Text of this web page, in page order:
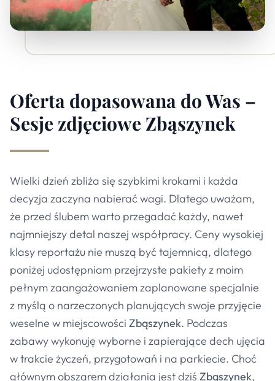
Oferta dopasowana do Was –
Sesje zdjęciowe Zbąszynek
Wielki dzień zbliża się szybkimi krokami i każda
decyzja zaczyna nabierać wagi. Dlatego uważam,
że przed ślubem warto przegadać każdy, nawet
najmniejszy detal naszej współpracy. Ceny wysokiej
klasy reportażu nie muszą być tajemnicą, dlatego
poniżej udostępniam przejrzyste pakiety z moim
pełnym zaangażowaniem zaplanowane specjalnie
z myślą o narzeczonych planujących swoje przyjęcie
weselne w miejscowości Zbąszynek. Podczas
zabawy wykonuję wyborne i zapierające dech ujęcia
w trakcie życzeń, przygotowań i na parkiecie. Choć
głównym obszarem działania jest dziś Zbąszynek,